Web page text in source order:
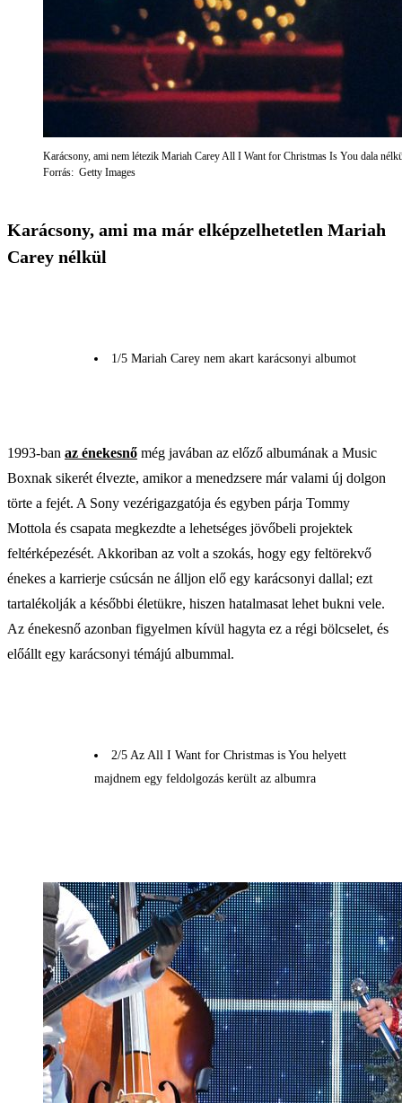
Karácsony, ami nem létezik Mariah Carey All I Want for Christmas Is You dala
Forrás: Getty Images
Karácsony, ami ma már elképzelhetetlen Mariah
Carey nélkül
1/5 Mariah Carey nem akart karácsonyi albumot
1993-ban az énekesnő még javában az előző albumának a Music
Boxnak sikerét élvezte, amikor a menedzsere már valami új dolgon
törte a fejét. A Sony vezérigazgatója és egyben párja Tommy
Mottola és csapata megkezdte a lehetséges jövőbeli projektek
feltérképezését. Akkoriban az volt a szokás, hogy egy feltörekvő
énekes a karrierje csúcsán ne álljon elő egy karácsonyi dallal; ezt
tartalékolják a későbbi életükre, hiszen hatalmasat lehet bukni vele.
Az énekesnő azonban figyelmen kívül hagyta ez a régi bölcselet, és
előállt egy karácsonyi témájú albummal.
2/5 Az All I Want for Christmas is You helyett
majdnem egy feldolgozás került az albumra